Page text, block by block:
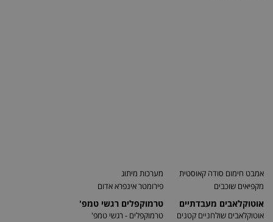
אמבט חימום סודה קאוסטית
מקפיאים שוכבים
אוטוקלאבים מעבדתיים
אוטוקלאבים שולחניים קטנים
מערכות מיתוג
פירומטר אינפרא אדום
טרמוקפלים רגשי טמפ'
טרמוקפלים - רגשי טמפ'